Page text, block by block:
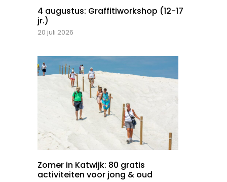
4 augustus: Graffitiworkshop (12-17
jr.)
20 juli 2026
Zomer in Katwijk: 80 gratis
activiteiten voor jong & oud